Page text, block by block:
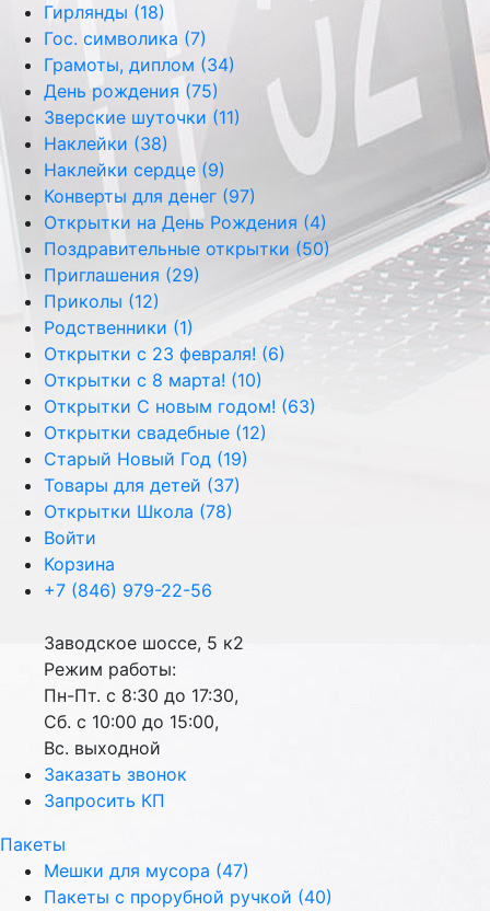
Гирлянды (18)
Гос. символика (7)
Грамоты, диплом (34)
День рождения (75)
Зверские шуточки (11)
Наклейки (38)
Наклейки сердце (9)
Конверты для денег (97)
Открытки на День Рождения (4)
Поздравительные открытки (50)
Приглашения (29)
Приколы (12)
Родственники (1)
Открытки с 23 февраля! (6)
Открытки с 8 марта! (10)
Открытки С новым годом! (63)
Открытки свадебные (12)
Старый Новый Год (19)
Товары для детей (37)
Открытки Школа (78)
Войти
Корзина
+7 (846) 979-22-56
Заводское шоссе, 5 к2
Режим работы:
Пн-Пт. с 8:30 до 17:30,
Сб. с 10:00 до 15:00,
Вс. выходной
Заказать звонок
Запросить КП
Пакеты
Мешки для мусора (47)
Пакеты с прорубной ручкой (40)